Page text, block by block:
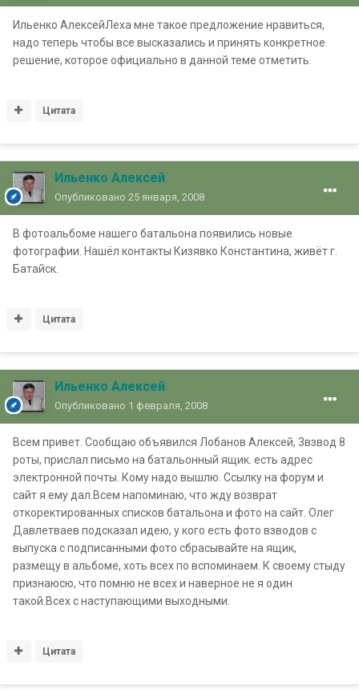
Ильенко АлексейЛеха мне такое предложение нравиться,
надо теперь чтобы все высказались и принять конкретное
решение, которое официально в данной теме отметить.
Цитата
Ильенко Алексей
Опубликовано 25 января, 2008
В фотоальбоме нашего батальона появились новые
фотографии. Нашёл контакты Кизявко Константина, живёт г.
Батайск.
Цитата
Ильенко Алексей
Опубликовано 1 февраля, 2008
Всем привет. Сообщаю объявился Лобанов Алексей, 3взвод 8
роты, прислал письмо на батальонный ящик. есть адрес
электронной почты. Кому надо вышлю. Ссылку на форум и
сайт я ему дал.Всем напоминаю, что жду возврат
откоректированных списков батальона и фото на сайт. Олег
Давлетваев подсказал идею, у кого есть фото взводов с
выпуска с подписанными фото сбрасывайте на ящик,
размещу в альбоме, хоть всех по вспоминаем. К своему стыду
признаюсю, что помню не всех и наверное не я один
такой.Всех с наступающими выходными.
Цитата